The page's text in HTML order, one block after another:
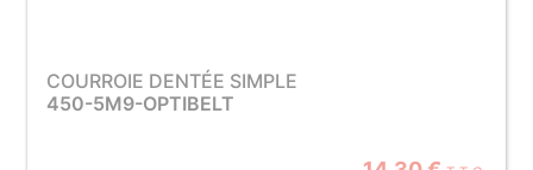
COURROIE DENTÉE SIMPLE
450-5M9-OPTIBELT